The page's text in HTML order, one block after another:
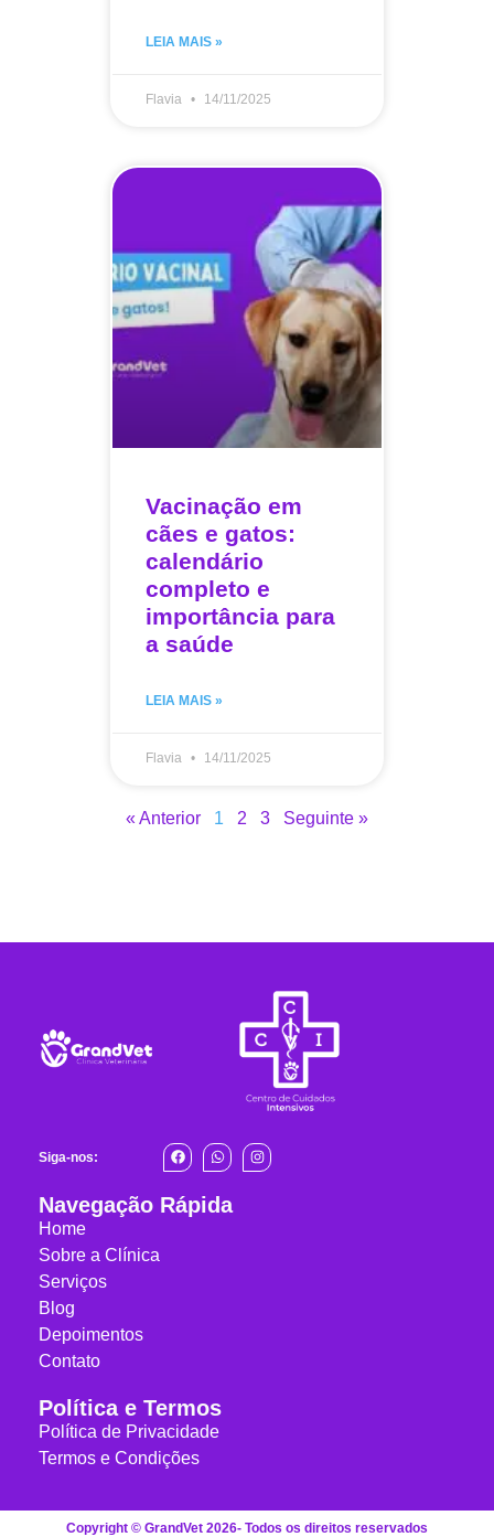
LEIA MAIS »
Flavia 14/11/2025
Vacinação em
cães e gatos:
calendário
completo e
importância para
a saúde
LEIA MAIS »
Flavia 14/11/2025
« Anterior 1 2 3 Seguinte »
Siga-nos:
Navegação Rápida
Home
Sobre a Clínica
Serviços
Blog
Depoimentos
Contato
Política e Termos
Política de Privacidade
Termos e Condições
Copyright © GrandVet 2026- Todos os direitos reservados